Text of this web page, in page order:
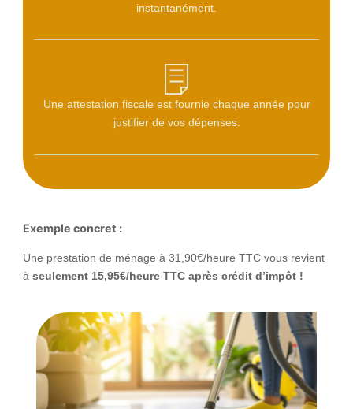
instantanément.
Une attestation fiscale est fournie chaque année pour
justifier de vos dépenses.
Exemple concret :
Une prestation de ménage à 31,90€/heure TTC vous revient
à seulement 15,95€/heure TTC après crédit d’impôt !